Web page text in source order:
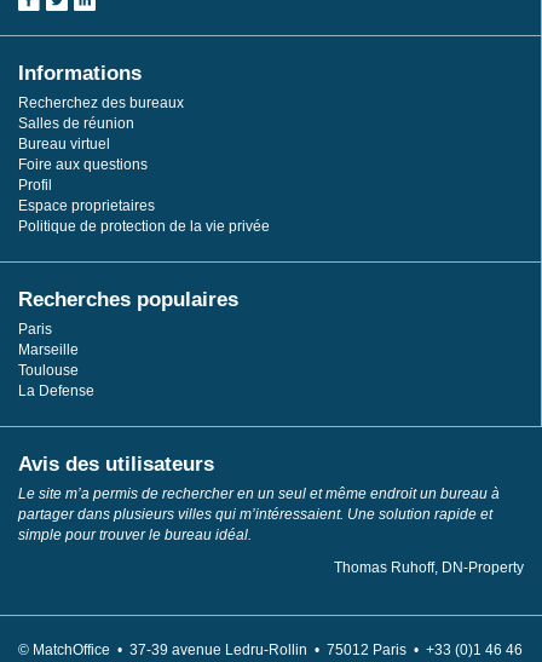
Informations
Recherchez des bureaux
Salles de réunion
Bureau virtuel
Foire aux questions
Profil
Espace proprietaires
Politique de protection de la vie privée
Recherches populaires
Paris
Marseille
Toulouse
La Defense
Avis des utilisateurs
Le site m’a permis de rechercher en un seul et même endroit un bureau à
partager dans plusieurs villes qui m’intéressaient. Une solution rapide et
simple pour trouver le bureau idéal.
Thomas Ruhoff, DN-Property
© MatchOffice • 37-39 avenue Ledru-Rollin • 75012 Paris • +33 (0)1 46 46